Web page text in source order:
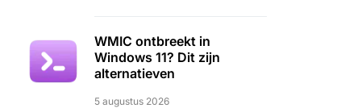
WMIC ontbreekt in
Windows 11? Dit zijn
alternatieven
5 augustus 2026